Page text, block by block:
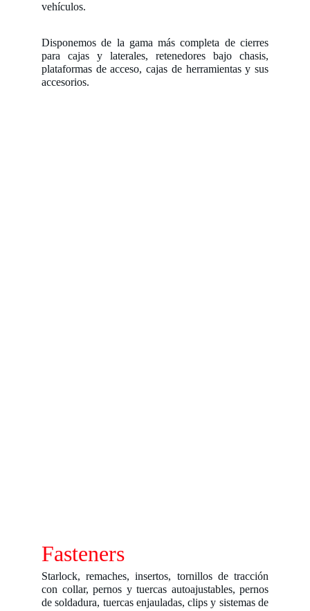
vehículos.
Disponemos de la gama más completa de cierres
para cajas y laterales, retenedores bajo chasis,
plataformas de acceso, cajas de herramientas y sus
accesorios.
Fasteners
Starlock, remaches, insertos, tornillos de tracción
con collar, pernos y tuercas autoajustables, pernos
de soldadura, tuercas enjauladas, clips y sistemas de